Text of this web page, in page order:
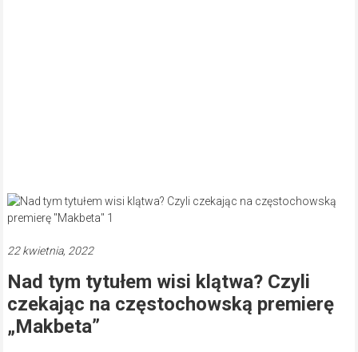
22 kwietnia, 2022
Nad tym tytułem wisi klątwa? Czyli
czekając na częstochowską premierę
„Makbeta”